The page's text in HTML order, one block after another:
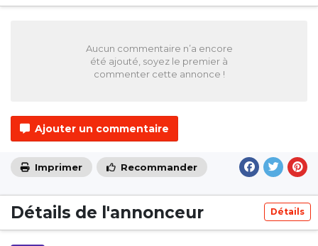
Aucun commentaire n’a encore
été ajouté, soyez le premier à
commenter cette annonce !
Ajouter un commentaire
Imprimer Recommander
Détails de l'annonceur Détails